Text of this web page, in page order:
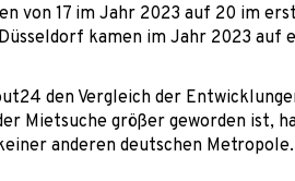
von 17 im Jahr 2023 auf 20 im
kamen im Jahr 2023 auf
den Vergleich der
Mietsuche größer geworden ist,
anderen deutschen Metropole.